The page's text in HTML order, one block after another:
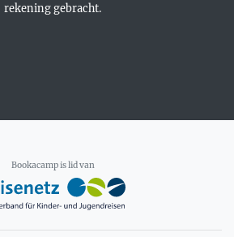
rekening gebracht.
Bookacamp is lid van